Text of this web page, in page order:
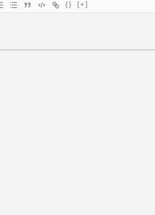
{} [+]